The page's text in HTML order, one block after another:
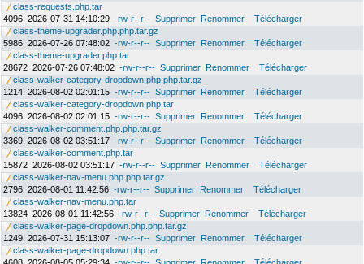
class-requests.php.tar
4096 2026-07-31 14:10:29 -rw-r--r-- Supprimer Renommer
Télécharger
class-theme-upgrader.php.php.tar.gz
5986 2026-07-26 07:48:02 -rw-r--r-- Supprimer Renommer
Télécharger
class-theme-upgrader.php.tar
28672 2026-07-26 07:48:02 -rw-r--r-- Supprimer Renommer
Télécharger
class-walker-category-dropdown.php.php.tar.gz
1214 2026-08-02 02:01:15 -rw-r--r-- Supprimer Renommer
Télécharger
class-walker-category-dropdown.php.tar
4096 2026-08-02 02:01:15 -rw-r--r-- Supprimer Renommer
Télécharger
class-walker-comment.php.php.tar.gz
3369 2026-08-02 03:51:17 -rw-r--r-- Supprimer Renommer
Télécharger
class-walker-comment.php.tar
15872 2026-08-02 03:51:17 -rw-r--r-- Supprimer Renommer
Télécharger
class-walker-nav-menu.php.php.tar.gz
2796 2026-08-01 11:42:56 -rw-r--r-- Supprimer Renommer
Télécharger
class-walker-nav-menu.php.tar
13824 2026-08-01 11:42:56 -rw-r--r-- Supprimer Renommer
Télécharger
class-walker-page-dropdown.php.php.tar.gz
1249 2026-07-31 15:13:07 -rw-r--r-- Supprimer Renommer
Télécharger
class-walker-page-dropdown.php.tar